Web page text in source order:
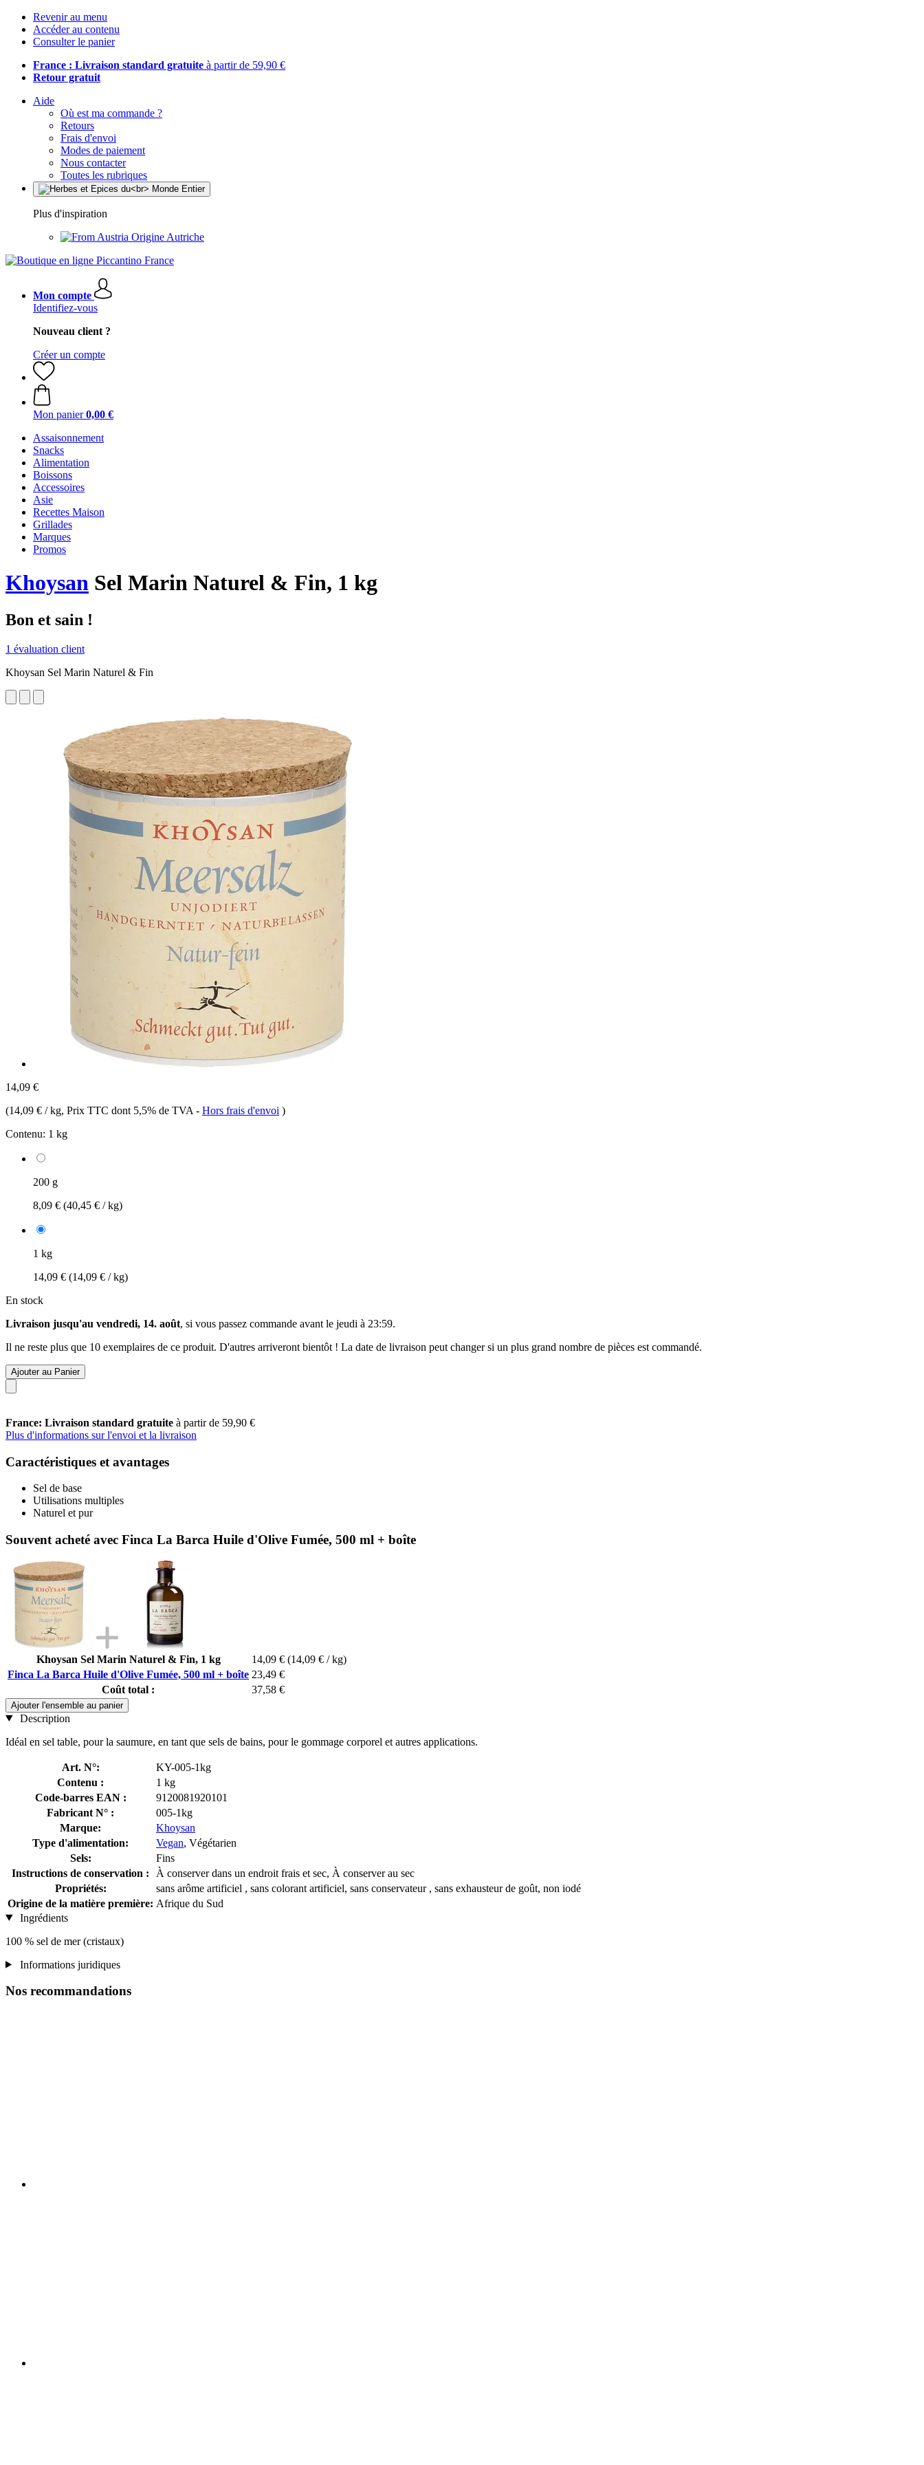
Revenir au menu
Accéder au contenu
Consulter le panier
France : Livraison standard gratuite à partir de 59,90 €
Retour gratuit
Aide
Où est ma commande ?
Retours
Frais d'envoi
Modes de paiement
Nous contacter
Toutes les rubriques
Plus d'inspiration
Origine Autriche
Mon compte
Identifiez-vous
Nouveau client ?
Créer un compte
Mon panier 0,00 €
Assaisonnement
Snacks
Alimentation
Boissons
Accessoires
Asie
Recettes Maison
Grillades
Marques
Promos
Khoysan Sel Marin Naturel & Fin, 1 kg
Bon et sain !
1 évaluation client
Khoysan Sel Marin Naturel & Fin
14,09 €
(14,09 € / kg, Prix TTC dont 5,5% de TVA - Hors frais d'envoi )
Contenu: 1 kg
200 g
8,09 € (40,45 € / kg)
1 kg
14,09 € (14,09 € / kg)
En stock
Livraison jusqu'au vendredi, 14. août, si vous passez commande avant le jeudi à 23:59.
Il ne reste plus que 10 exemplaires de ce produit. D'autres arriveront bientôt ! La date de livraison peut changer si un plus grand nombre de pièces est commandé.
Ajouter au Panier
France: Livraison standard gratuite à partir de 59,90 €
Plus d'informations sur l'envoi et la livraison
Caractéristiques et avantages
Sel de base
Utilisations multiples
Naturel et pur
Souvent acheté avec Finca La Barca Huile d'Olive Fumée, 500 ml + boîte
Khoysan Sel Marin Naturel & Fin, 1 kg 14,09 € (14,09 € / kg)
Finca La Barca Huile d'Olive Fumée, 500 ml + boîte 23,49 €
Coût total :
37,58 €
Ajouter l'ensemble au panier
Description
Idéal en sel table, pour la saumure, en tant que sels de bains, pour le gommage corporel et autres applications.
Art. N°:
KY-005-1kg
Contenu :
1 kg
Code-barres EAN :
9120081920101
Fabricant N° :
005-1kg
Marque:
Khoysan
Type d'alimentation:
Vegan, Végétarien
Sels:
Fins
Instructions de conservation :
À conserver dans un endroit frais et sec, À conserver au sec
Propriétés:
sans arôme artificiel , sans colorant artificiel, sans conservateur , sans exhausteur de goût, non iodé
Origine de la matière première: Afrique du Sud
Ingrédients
100 % sel de mer (cristaux)
Informations juridiques
Nos recommandations